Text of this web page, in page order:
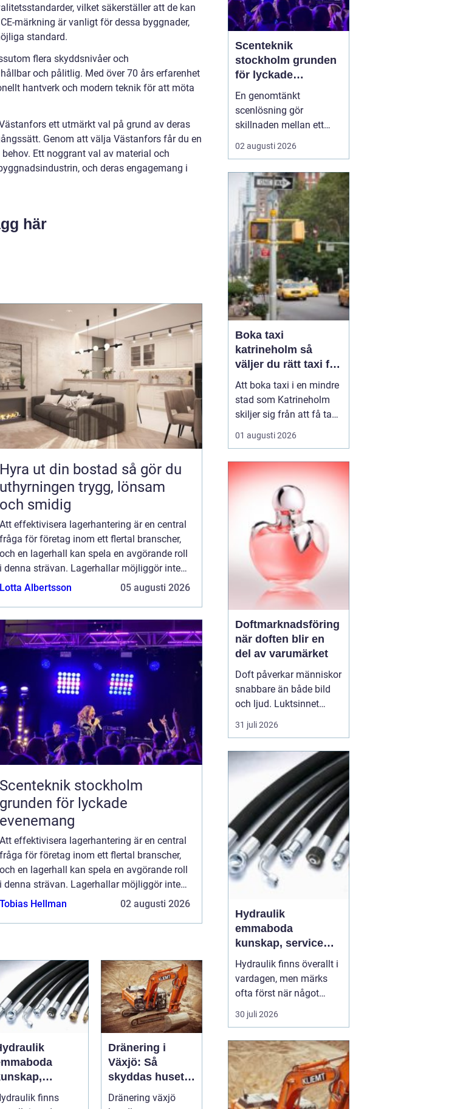
vilket säkerställer att de kan
märkning är vanligt för dessa byggnader,
standard.
flera skyddsnivåer och
och pålitlig. Med över 70 års erfarenhet
hantverk och modern teknik för att möta
ett utmärkt val på grund av deras
Genom att välja Västanfors får du en
Ett noggrant val av material och
och deras engagemang i
här
Hyra ut din bostad så gör du
uthyrningen trygg, lönsam
och smidig
Att effektivisera lagerhantering är en central
fråga för företag inom ett flertal branscher,
och en lagerhall kan spela en avgörande roll
i denna strävan. Lagerhallar möjliggör inte
bara optimal förvaring...
Lotta Albertsson 05 augusti 2026
Scenteknik stockholm
grunden för lyckade
evenemang
Att effektivisera lagerhantering är en central
fråga för företag inom ett flertal branscher,
och en lagerhall kan spela en avgörande roll
i denna strävan. Lagerhallar möjliggör inte
bara optimal förvaring...
Tobias Hellman 02 augusti 2026
och rätt
när du
finns
Dränering i
Växjö: Så
skyddas huset
mot fukt och
vattenskador
Dränering växjö
Scenteknik
stockholm grunden
för lyckade
evenemang
En genomtänkt
scenlösning gör
skillnaden mellan ett
evenemang som känns
trevande och ett som
publiken. När ljud, ljus,
bild och scenbyggnation
samspelar skapas fokus,
energi och trygghet både
för publiken och för dem
på scen. I ...
02 augusti 2026
Boka taxi
katrineholm så
väljer du rätt taxi för
trygga resor
Att boka taxi i en mindre
stad som Katrineholm
skiljer sig från att få tag
på bil i en storstad.
Utbudet är mer
skillnaden mellan olika
bolag kan vara tydlig.
Den som söker efter
Boka Taxi K...
01 augusti 2026
Doftmarknadsföring
när doften blir en
del av varumärket
Doft påverkar människor
snabbare än både bild
och ljud. Luktsinnet
kopplas direkt till
hjärnans centrum för
Därförhar
doftmarknadsföring
ett kraftfullt verktyg
för företag som v...
31 juli 2026
Hydraulik
emmaboda
kunskap, service
och rätt lösningar
när du behöver dem
Hydraulik finns överallt i
vardagen, men märks
ofta först när något
slutar fungera. En
läckande slang kan
stillastående maskiner
kan bromsa en industri i
timmar och en trasig
cylinder kan stänga ner
30 juli 2026